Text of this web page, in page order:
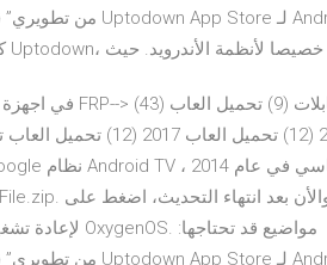
كل التطبيقات التي تريدها. لقد تم تطوير هذا التطبيق الرسمي من لدن Uptodown، خصيصا لأنظمة الأندرويد. حيث
2016 (12) تحميل